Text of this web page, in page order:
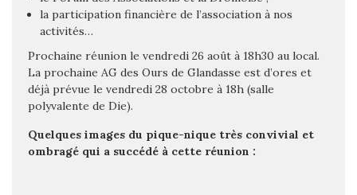
la participation financière de l’association à nos
activités…
Prochaine réunion le vendredi 26 août à 18h30 au local.
La prochaine AG des Ours de Glandasse est d’ores et
déjà prévue le vendredi 28 octobre à 18h (salle
polyvalente de Die).
Quelques images du pique-nique très convivial et
ombragé qui a succédé à cette réunion :